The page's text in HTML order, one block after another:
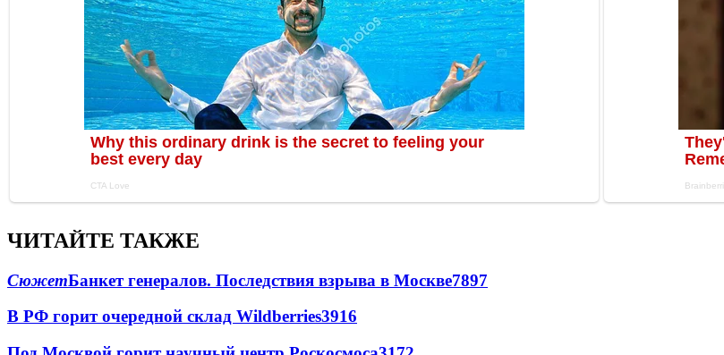
ЧИТАЙТЕ ТАКЖЕ
СюжетБанкет генералов. Последствия взрыва в Москве7897
В РФ горит очередной склад Wildberries3916